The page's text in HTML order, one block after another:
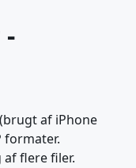
af iPhone
formater.
flere filer.